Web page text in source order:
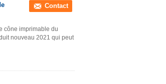
Contact
cône imprimable du
nouveau 2021 qui peut